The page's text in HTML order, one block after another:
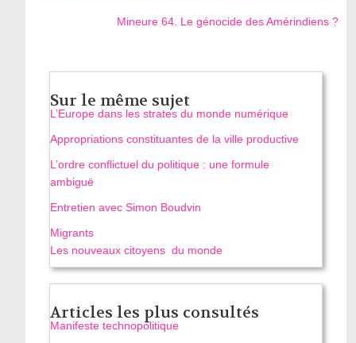
Mineure 64. Le génocide des Amérindiens ?
Sur le même sujet
L’Europe dans les strates du monde numérique
Appropriations constituantes de la ville productive
L’ordre conflictuel du politique : une formule
ambiguë
Entretien avec Simon Boudvin
Migrants
Les nouveaux citoyens du monde
Articles les plus consultés
Manifeste technopolitique